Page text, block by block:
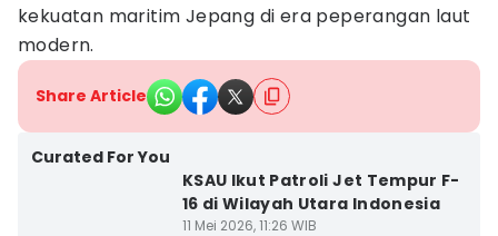
kekuatan maritim Jepang di era peperangan laut
modern.
Share Article
Curated For You
KSAU Ikut Patroli Jet Tempur F-
16 di Wilayah Utara Indonesia
11 Mei 2026, 11:26 WIB